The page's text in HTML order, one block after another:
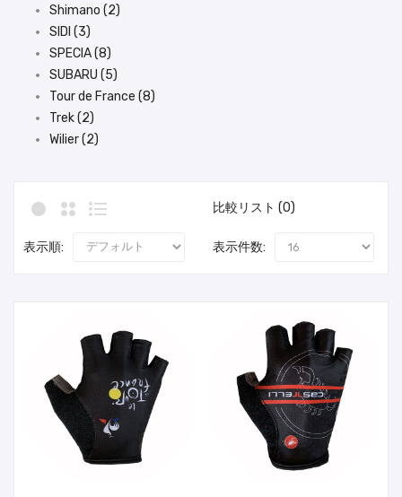
Shimano (2)
SIDI (3)
SPECIA (8)
SUBARU (5)
Tour de France (8)
Trek (2)
Wilier (2)
比較リスト (0)
表示順: 表示件数: